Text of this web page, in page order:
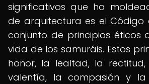
significativos que ha
de arquitectura es el Código
conjunto de principios éticos
vida de los samuráis. Estos
honor, la lealtad, la
valentía, la compasión y la